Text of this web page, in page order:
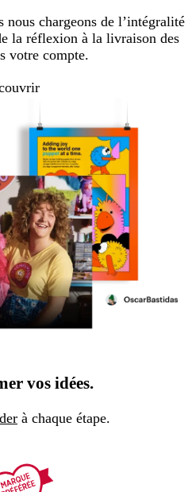
chargeons de l’intégralité
la réflexion à la livraison des
votre compte.
vos idées.
à chaque étape.